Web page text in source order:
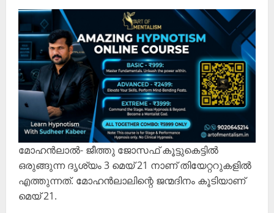
മോഹൻലാൽ- ജീത്തു ജോസഫ് കൂട്ടുകെട്ടിൽ
ഒരുങ്ങുന്ന ദൃശ്യം 3 മെയ് 21 നാണ് തിയേറ്ററുകളിൽ
എത്തുന്നത്. മോഹൻലാലിന്റെ ജന്മദിനം കൂടിയാണ്
മെയ് 21.